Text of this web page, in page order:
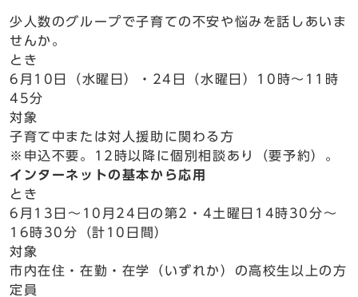
少人数のグループで子育ての不安や悩みを話しあいま
せんか。
とき
6月10日（水曜日）・24日（水曜日）10時～11時
45分
対象
子育て中または対人援助に関わる方
※申込不要。12時以降に個別相談あり（要予約）。
インターネットの基本から応用
とき
6月13日～10月24日の第2・4土曜日14時30分～
16時30分（計10日間）
対象
市内在住・在勤・在学（いずれか）の高校生以上の方
定員